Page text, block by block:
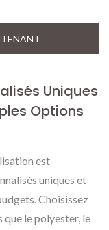
Uniques
Options
est
uniques et
Choisissez
le polyester, le